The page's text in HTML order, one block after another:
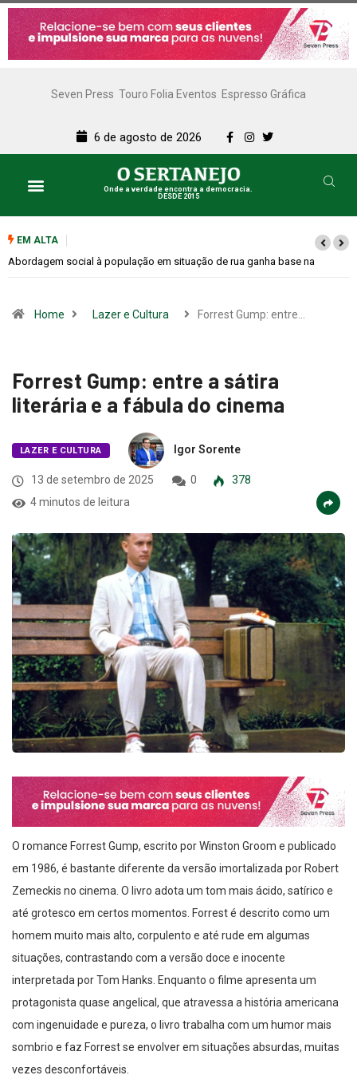
Seven Press Touro Folia Eventos Espresso Gráfica
6 de agosto de 2026
Onde a verdade encontra a democracia.
DESDE 2015
EM ALTA Cemitérios terão horário especial e missas no Dia dos Pais
literária e a fábula do cinema
13 de setembro de 2025
4 minutos de leitura
O romance Forrest Gump, escrito por Winston Groom e publicado
em 1986, é bastante diferente da versão imortalizada por Robert
Zemeckis no cinema. O livro adota um tom mais ácido, satírico e
até grotesco em certos momentos. Forrest é descrito como um
homem muito mais alto, corpulento e até rude em algumas
situações, contrastando com a versão doce e inocente
interpretada por Tom Hanks. Enquanto o filme apresenta um
protagonista quase angelical, que atravessa a história americana
com ingenuidade e pureza, o livro trabalha com um humor mais
sombrio e faz Forrest se envolver em situações absurdas, muitas
vezes desconfortáveis.